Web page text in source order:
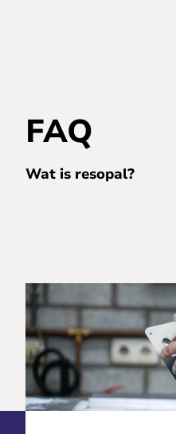
FAQ
Wat is resopal?